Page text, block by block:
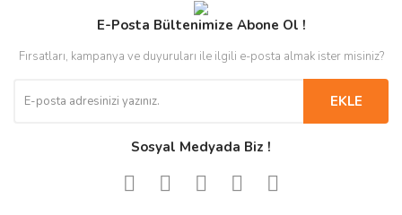
E-Posta Bültenimize Abone Ol !
Fırsatları, kampanya ve duyuruları ile ilgili e-posta almak ister misiniz?
EKLE
Sosyal Medyada Biz !